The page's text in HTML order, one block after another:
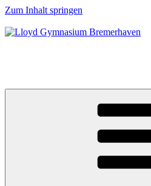
Zum Inhalt springen